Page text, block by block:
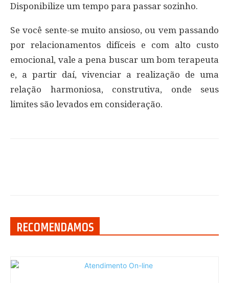
Disponibilize um tempo para passar sozinho.
Se você sente-se muito ansioso, ou vem passando
por relacionamentos difíceis e com alto custo
emocional, vale a pena buscar um bom terapeuta
e, a partir daí, vivenciar a realização de uma
relação harmoniosa, construtiva, onde seus
limites são levados em consideração.
RECOMENDAMOS